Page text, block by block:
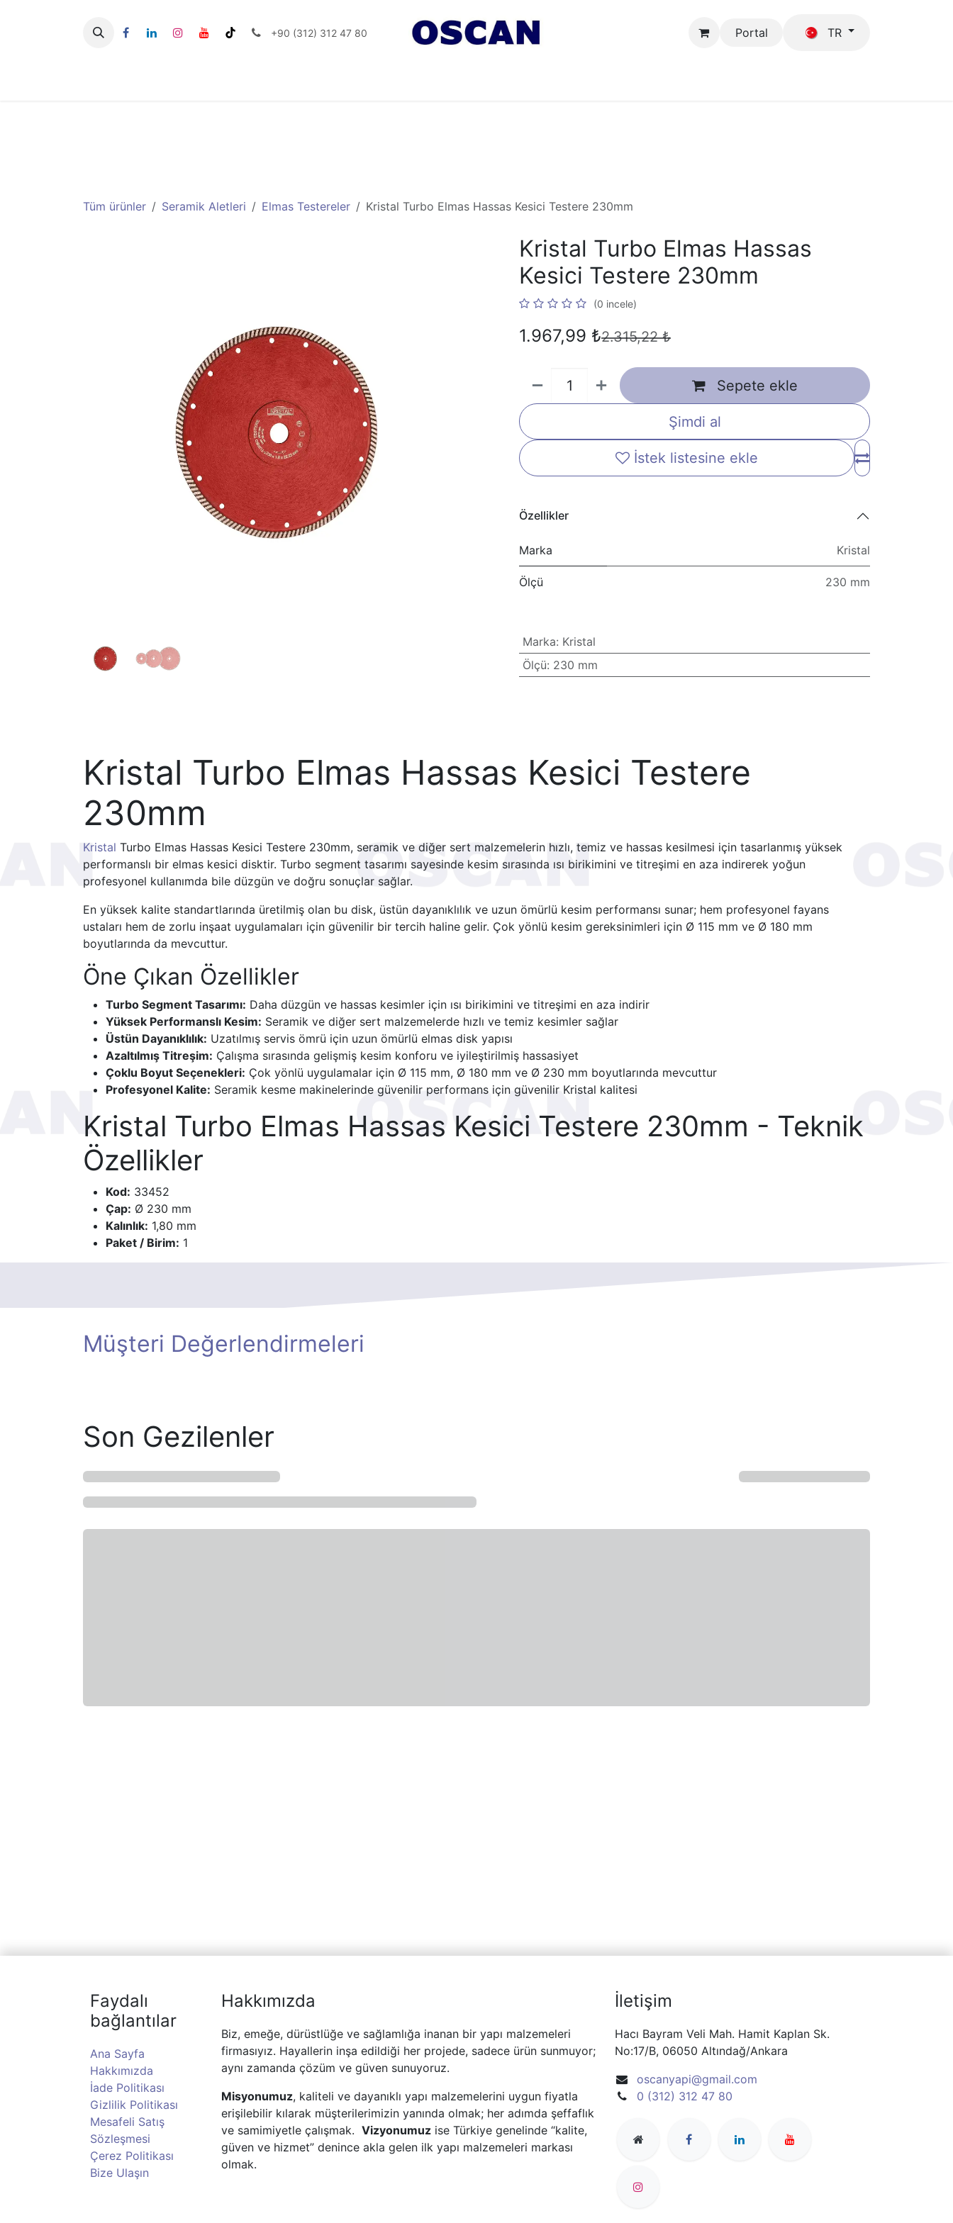
+90 (312) 312 47 80 Portal TR
Tüm ürünler Seramik Aletleri Elmas Testereler Kristal Turbo Elmas Hassas Kesici Testere 230mm
Kristal Turbo Elmas Hassas
Kesici Testere 230mm
(0 incele)
1.967,99 ₺2.315,22₺
Sepete ekle
Şimdi al
İstek listesine ekle
Özellikler
Marka Kristal
Ölçü 230 mm
Marka: Kristal
Ölçü: 230 mm
Kristal Turbo Elmas Hassas Kesici Testere
230mm
Kristal Turbo Elmas Hassas Kesici Testere 230mm, seramik ve diğer sert malzemelerin hızlı, temiz ve hassas kesilmesi için tasarlanmış yüksek
performanslı bir elmas kesici disktir. Turbo segment tasarımı sayesinde kesim sırasında ısı birikimini ve titreşimi en aza indirerek yoğun
profesyonel kullanımda bile düzgün ve doğru sonuçlar sağlar.
En yüksek kalite standartlarında üretilmiş olan bu disk, üstün dayanıklılık ve uzun ömürlü kesim performansı sunar; hem profesyonel fayans
ustaları hem de zorlu inşaat uygulamaları için güvenilir bir tercih haline gelir. Çok yönlü kesim gereksinimleri için Ø 115 mm ve Ø 180 mm
boyutlarında da mevcuttur.
Öne Çıkan Özellikler
Turbo Segment Tasarımı: Daha düzgün ve hassas kesimler için ısı birikimini ve titreşimi en aza indirir
Yüksek Performanslı Kesim: Seramik ve diğer sert malzemelerde hızlı ve temiz kesimler sağlar
Üstün Dayanıklılık: Uzatılmış servis ömrü için uzun ömürlü elmas disk yapısı
Azaltılmış Titreşim: Çalışma sırasında gelişmiş kesim konforu ve iyileştirilmiş hassasiyet
Çoklu Boyut Seçenekleri: Çok yönlü uygulamalar için Ø 115 mm, Ø 180 mm ve Ø 230 mm boyutlarında mevcuttur
Profesyonel Kalite: Seramik kesme makinelerinde güvenilir performans için güvenilir Kristal kalitesi
Kristal Turbo Elmas Hassas Kesici Testere 230mm - Teknik
Özellikler
Kod: 33452
Çap: Ø 230 mm
Kalınlık: 1,80 mm
Paket / Birim: 1
Müşteri Değerlendirmeleri
Son Gezilenler
Faydalı
bağlantılar
Ana Sayfa
Hakkımızda
İade Politikası
Gizlilik Politikası
Mesafeli Satış
Sözleşmesi
Çerez Politikası
Bize Ulaşın
Hakkımızda
Biz, emeğe, dürüstlüğe ve sağlamlığa inanan bir yapı malzemeleri
firmasıyız. Hayallerin inşa edildiği her projede, sadece ürün sunmuyor;
aynı zamanda çözüm ve güven sunuyoruz.
Misyonumuz, kaliteli ve dayanıklı yapı malzemelerini uygun fiyatla
erişilebilir kılarak müşterilerimizin yanında olmak; her adımda şeffaflık
ve samimiyetle çalışmak. Vizyonumuz ise Türkiye genelinde “kalite,
güven ve hizmet” denince akla gelen ilk yapı malzemeleri markası
olmak.
İletişim
Hacı Bayram Veli Mah. Hamit Kaplan Sk.
No:17/B, 06050 Altındağ/Ankara
oscanyapi@gmail.com
0 (312) 312 47 80